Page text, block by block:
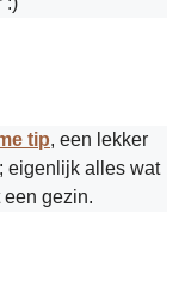
tip, een lekker
; eigenlijk alles wat
een gezin.